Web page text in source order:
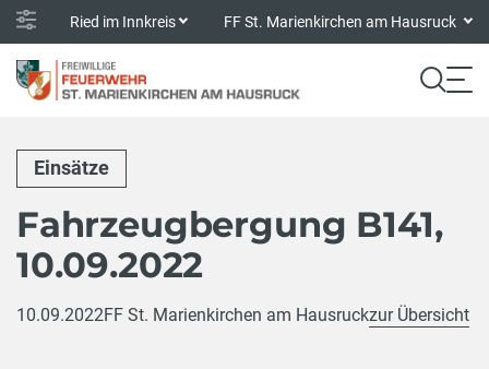
Ried im Innkreis FF St. Marienkirchen am Hausruck
Einsätze
Fahrzeugbergung B141,
10.09.2022
10.09.2022FF St. Marienkirchen am Hausruckzur Übersicht